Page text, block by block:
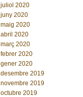
juliol 2020
juny 2020
maig 2020
abril 2020
març 2020
febrer 2020
gener 2020
desembre 2019
novembre 2019
octubre 2019